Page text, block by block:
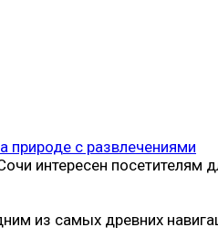
природе с развлечениями
интересен
из самых древних